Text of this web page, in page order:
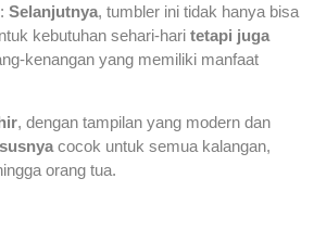
Selanjutnya, tumbler ini tidak hanya bisa
kebutuhan sehari-hari tetapi juga
kenangan yang memiliki manfaat
, dengan tampilan yang modern dan
cocok untuk semua kalangan,
orang tua.